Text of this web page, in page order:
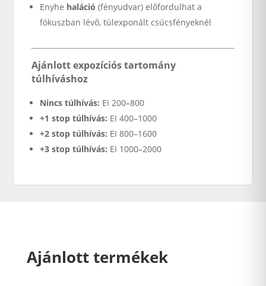
Enyhe haláció (fényudvar) előfordulhat a
fókuszban lévő, túlexponált csúcsfényeknél
Ajánlott expozíciós tartomány
túlhíváshoz
Nincs túlhívás: EI 200–800
+1 stop túlhívás: EI 400–1000
+2 stop túlhívás: EI 800–1600
+3 stop túlhívás: EI 1000–2000
Ajánlott termékek